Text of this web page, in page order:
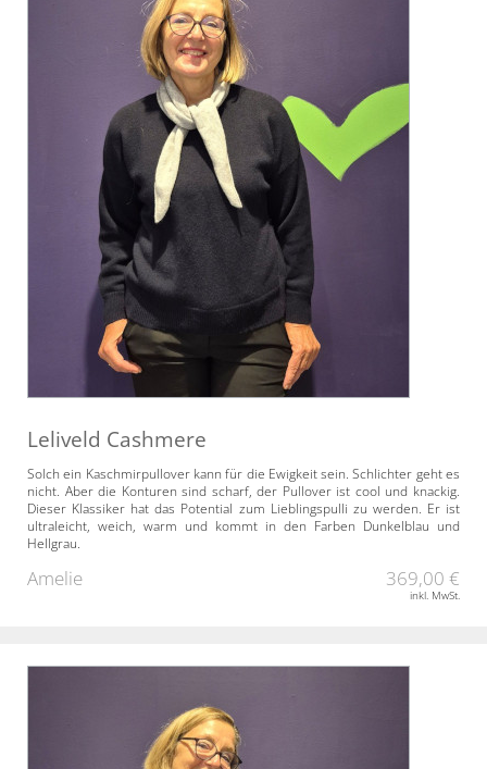
Leliveld Cashmere
Solch ein Kaschmirpullover kann für die Ewigkeit sein. Schlichter geht es
nicht. Aber die Konturen sind scharf, der Pullover ist cool und knackig.
Dieser Klassiker hat das Potential zum Lieblingspulli zu werden. Er ist
ultraleicht, weich, warm und kommt in den Farben Dunkelblau und
Hellgrau.
Amelie 369,00 €
inkl. MwSt.